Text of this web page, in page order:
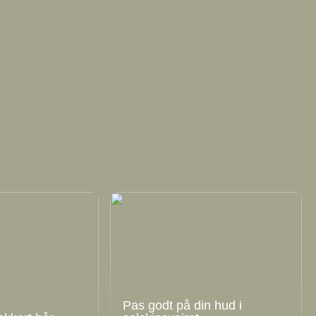
Pas godt på din hud i